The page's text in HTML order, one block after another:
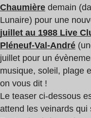
Chaumière demain
Lunaire) pour une
juillet au 1988 Live
Pléneuf-Val-André
juillet pour un
musique, soleil, plage
on vous dit !
Le teaser ci-dessous
attend les veinards